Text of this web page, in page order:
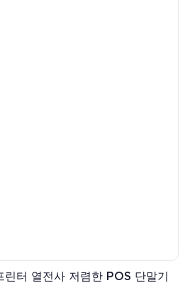
터 열전사 저렴한 POS 단말기